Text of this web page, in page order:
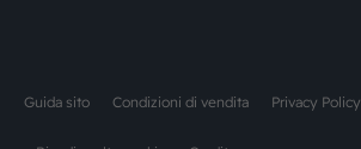
Guida sito Condizioni di vendita Privacy Policy